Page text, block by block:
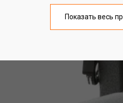
Показать весь